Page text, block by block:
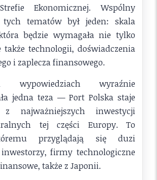
Ekonomicznej. Wspólny
tematów był jeden: skala
będzie wymagała nie tylko
także technologii, doświadczenia
i zaplecza finansowego.
wyraźnie
jedna teza — Port Polska staje
najważniejszych inwestycji
tej części Europy. To
przyglądają się duzi
firmy technologiczne
także z Japonii.